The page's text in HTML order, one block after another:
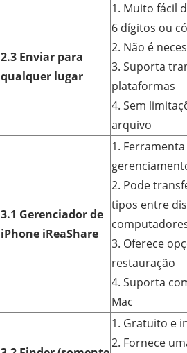
2.3 Enviar para
qualquer lugar
1. Muito fácil
6 dígitos ou
2. Não é
3. Suporta
plataformas
4. Sem
arquivo
3.1 Gerenciador de
iPhone iReaShare
1.
2. Pode
tipos entre
3. Oferece
restauração
4. Suporta
Mac
1. Gratuito e
2. Fornece